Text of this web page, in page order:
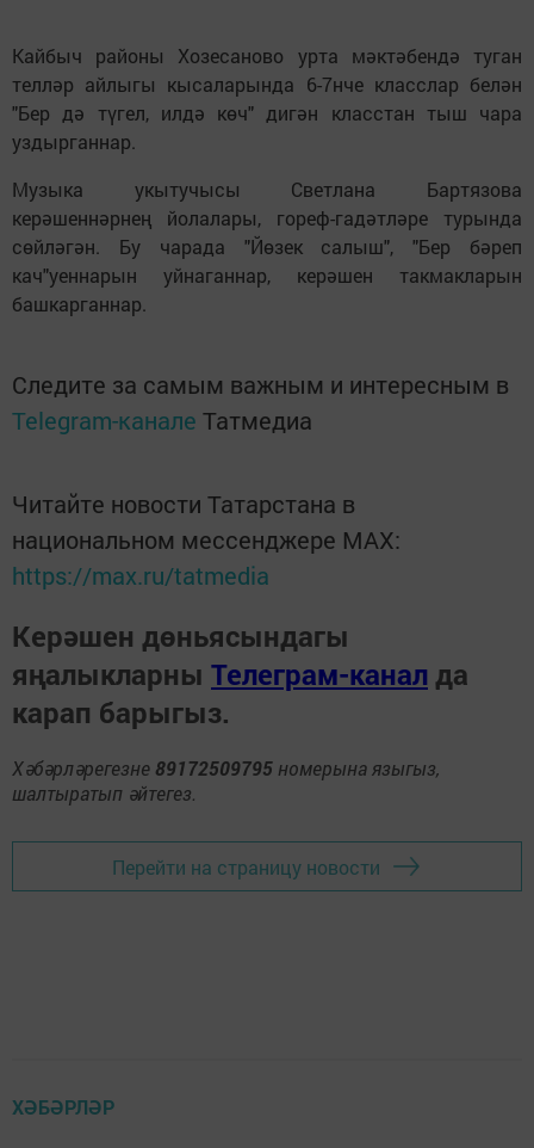
Кайбыч районы Хозесаново урта мәктәбендә туган
телләр айлыгы кысаларында 6-7нче класслар белән
"Бер дә түгел, илдә көч" дигән класстан тыш чара
уздырганнар.
Музыка укытучысы Светлана Бартязова
керәшеннәрнең йолалары, гореф-гадәтләре турында
сөйләгән. Бу чарада "Йөзек салыш", "Бер бәреп
кач"уеннарын уйнаганнар, керәшен такмакларын
башкарганнар.
Следите за самым важным и интересным в
Telegram-канале Татмедиа
Читайте новости Татарстана в
национальном мессенджере MАХ:
https://max.ru/tatmedia
Керәшен дөньясындагы
яңалыкларны Телеграм-канал да
карап барыгыз.
Хәбәрләрегезне 89172509795 номерына языгыз,
шалтыратып әйтегез.
Перейти на страницу новости
ХӘБӘРЛӘР